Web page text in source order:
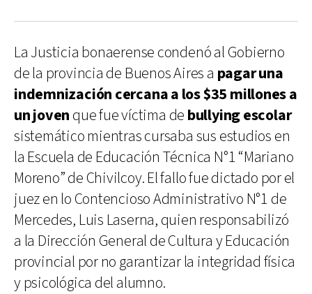
La Justicia bonaerense condenó al Gobierno
de la provincia de Buenos Aires a pagar una
indemnización cercana a los $35 millones a
un joven que fue víctima de bullying escolar
sistemático mientras cursaba sus estudios en
la Escuela de Educación Técnica N°1 “Mariano
Moreno” de Chivilcoy. El fallo fue dictado por el
juez en lo Contencioso Administrativo N°1 de
Mercedes, Luis Laserna, quien responsabilizó
a la Dirección General de Cultura y Educación
provincial por no garantizar la integridad física
y psicológica del alumno.